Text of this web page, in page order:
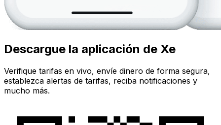
Descargue la aplicación de Xe
Verifique tarifas en vivo, envíe dinero de forma segura,
establezca alertas de tarifas, reciba notificaciones y
mucho más.